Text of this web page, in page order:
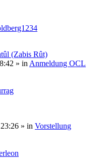
(Zabis Rût)
» in Anmeldung OCL
» in Vorstellung